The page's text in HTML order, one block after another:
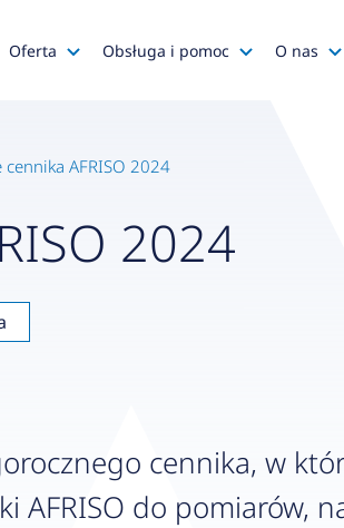
Oferta
Katalog SALUS Controls
Wyprzedaże
Obsługa i pomoc
Obsługa zamówień
Wsparcie techniczne
O nas
AFRISO 2024
2024
cennika, w
AFRISO do pomiarów,